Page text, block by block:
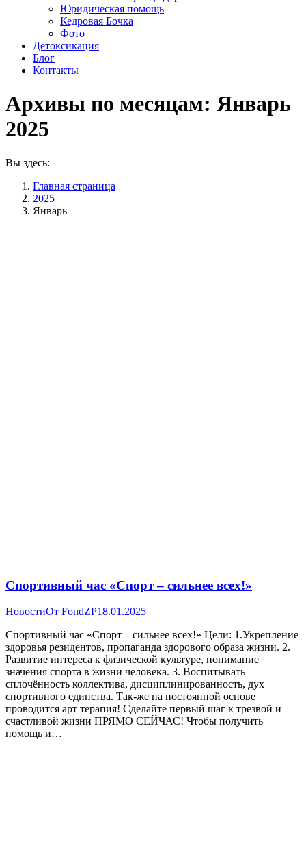
Юридическая помощь
Кедровая Бочка
Фото
Детоксикация
Блог
Контакты
Архивы по месяцам: Январь
2025
Вы здесь:
Главная страница
2025
Январь
Спортивный час «Спорт – сильнее всех!»
НовостиОт FondZP18.01.2025
Спортивный час «Спорт – сильнее всех!» Цели: 1.Укрепление
здоровья резидентов, пропаганда здорового образа жизни. 2.
Развитие интереса к физической культуре, понимание
значения спорта в жизни человека. 3. Воспитывать
сплочённость коллектива, дисциплинированность, дух
спортивного единства. Так-же на постоянной основе
проводится арт терапия! Сделайте первый шаг к трезвой и
счастливой жизни ПРЯМО СЕЙЧАС! Чтобы получить
помощь и…